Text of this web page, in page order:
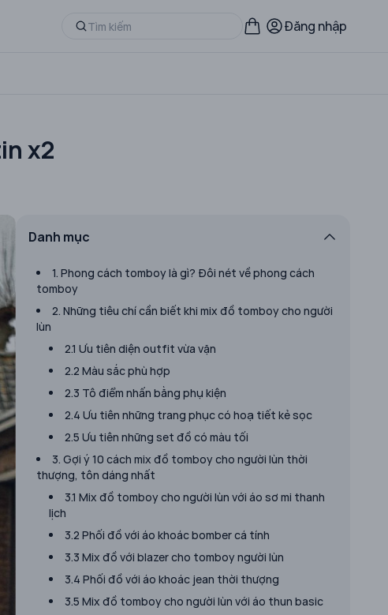
Đăng nhập
x2
Danh mục
1. Phong cách tomboy là gì? Đôi nét về phong cách
tomboy
2. Những tiêu chí cần biết khi mix đồ tomboy cho người
lùn
2.1 Ưu tiên diện outfit vừa vặn
2.2 Màu sắc phù hợp
2.3 Tô điểm nhấn bằng phụ kiện
2.4 Ưu tiên những trang phục có hoạ tiết kẻ sọc
2.5 Ưu tiên những set đồ có màu tối
3. Gợi ý 10 cách mix đồ tomboy cho người lùn thời
thượng, tôn dáng nhất
3.1 Mix đồ tomboy cho người lùn với áo sơ mi thanh
lịch
3.2 Phối đồ với áo khoác bomber cá tính
3.3 Mix đồ với blazer cho tomboy người lùn
3.4 Phối đồ với áo khoác jean thời thượng
3.5 Mix đồ tomboy cho người lùn với áo thun basic